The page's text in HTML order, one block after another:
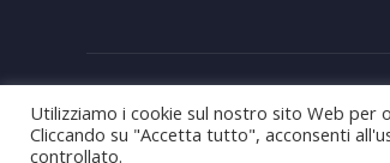
Web Project and Design:Agrelli&Basta